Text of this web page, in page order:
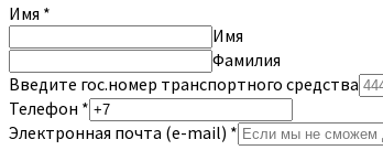
Имя *
Имя
Фамилия
Введите гос.номер транспортного средства
Телефон *
Электронная почта (e-mail) *